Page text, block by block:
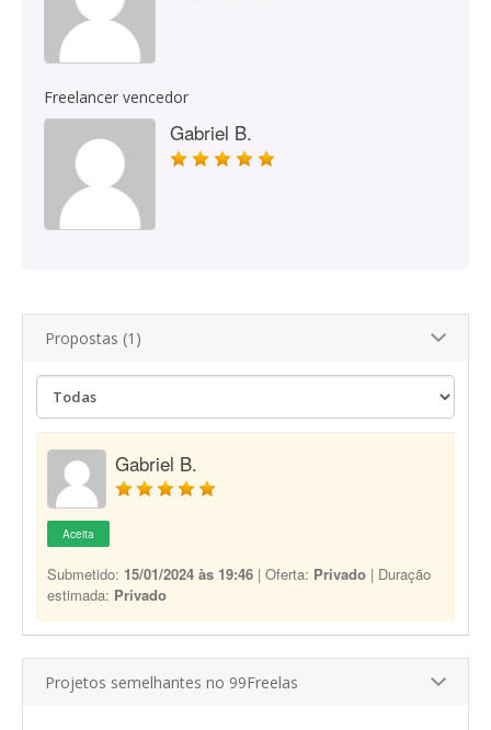
Freelancer vencedor
Gabriel B.
Propostas (1)
Gabriel B.
Aceita
Submetido: 15/01/2024 às 19:46 | Oferta: Privado | Duração
estimada: Privado
Projetos semelhantes no 99Freelas